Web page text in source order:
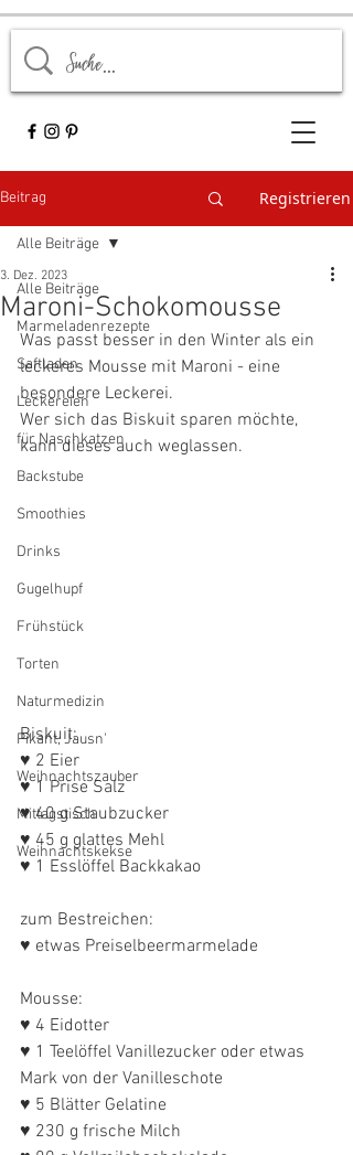
Beitrag Registrieren
Alle Beiträge
Marmeladenrezepte
Saftladen
Leckereien
für Naschkatzen
Backstube
Smoothies
Drinks
Gugelhupf
Frühstück
Torten
Naturmedizin
Pikant, Jausn'
Weihnachtszauber
Mittagstisch
Weihnachtskekse
Alle Beiträge
Maroni-Schokomousse
3. Dez. 2023
Was passt besser in den Winter als ein
leckeres Mousse mit Maroni - eine
besondere Leckerei.
Wer sich das Biskuit sparen möchte,
kann dieses auch weglassen.
Biskuit:
♥ 2 Eier
♥ 1 Prise Salz
♥ 40 g Staubzucker
♥ 45 g glattes Mehl
♥ 1 Esslöffel Backkakao
zum Bestreichen:
♥ etwas Preiselbeermarmelade
Mousse:
♥ 4 Eidotter
♥ 1 Teelöffel Vanillezucker oder etwas
Mark von der Vanilleschote
♥ 5 Blätter Gelatine
♥ 230 g frische Milch